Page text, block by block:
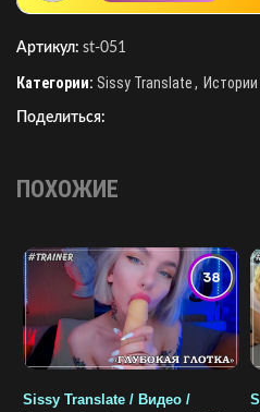
Артикул: st-051
Категории: Sissy Translate,
Поделиться:
ПОХОЖИЕ
Sissy Translate / Видео /